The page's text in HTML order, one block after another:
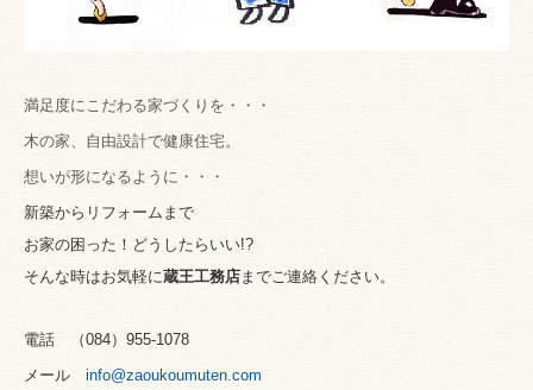
満足度にこだわる家づくりを・・・
木の家、自由設計で健康住宅。
想いが形になるように・・・
新築からリフォームまで
お家の困った！どうしたらいい!?
そんな時はお気軽に蔵王工務店 までご連絡ください。
電話 （084） 955-1078
メール info@zaoukoumuten.com